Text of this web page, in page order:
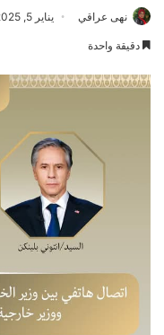
نهى عراقي يناير 5, 2025
دقيقة واحدة